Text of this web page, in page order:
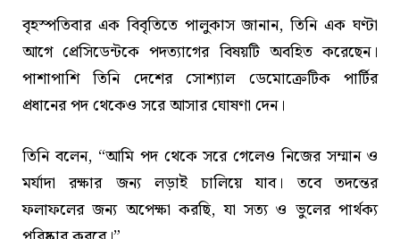
বৃহস্পতিবার এক বিবৃতিতে পালুকাস জানান, তিনি এক ঘণ্টা
আগে প্রেসিডেন্টকে পদত্যাগের বিষয়টি অবহিত করেছেন।
পাশাপাশি তিনি দেশের সোশ্যাল ডেমোক্রেটিক পার্টির
প্রধানের পদ থেকেও সরে আসার ঘোষণা দেন।
তিনি বলেন, “আমি পদ থেকে সরে গেলেও নিজের সম্মান ও
মর্যাদা রক্ষার জন্য লড়াই চালিয়ে যাব। তবে তদন্তের
ফলাফলের জন্য অপেক্ষা করছি, যা সত্য ও ভুলের পার্থক্য